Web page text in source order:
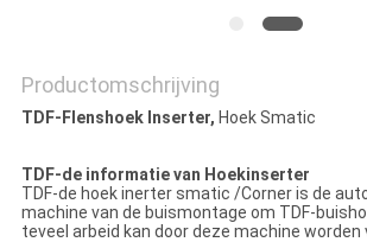
Productomschrijving
TDF-Flenshoek Inserter, Hoek Smatic
TDF-de informatie van Hoekinserter
TDF-de hoek inerter smatic /Corner is de
machine van de buismontage om TDF-
teveel arbeid kan door deze machine worden